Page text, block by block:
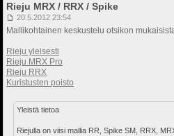
Rieju MRX / RRX / Spike
20.5.2012 23:54
Mallikohtainen keskustelu otsikon
Rieju yleisesti
Rieju MRX Pro
Rieju RRX
Kuristusten poisto
Yleistä tietoa
Riejulla on viisi mallia RR, Spike SM, RRX,